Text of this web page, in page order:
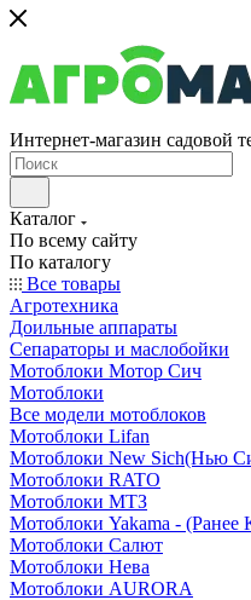
Интернет-магазин садовой
Каталог
По всему сайту
По каталогу
Все товары
Агротехника
Доильные аппараты
Сепараторы и маслобойки
Мотоблоки Мотор Сич
Мотоблоки
Все модели мотоблоков
Мотоблоки Lifan
Мотоблоки New Sich(Нью
Мотоблоки RATO
Мотоблоки МТЗ
Мотоблоки Yakama - (Ранее
Мотоблоки Салют
Мотоблоки Нева
Мотоблоки AURORA